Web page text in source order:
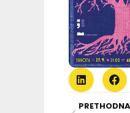
PRETHODNA